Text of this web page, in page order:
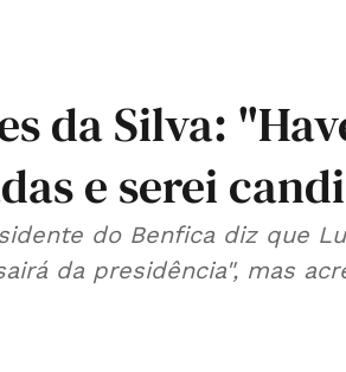
da Silva:
e serei
do Benfica diz que
da presidência", mas